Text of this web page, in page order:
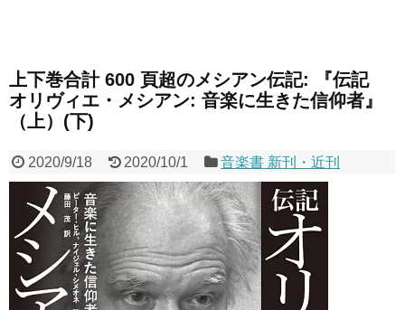
上下巻合計 600 頁超のメシアン伝記: 『伝記
オリヴィエ・メシアン: 音楽に生きた信仰者』
（上）(下)
2020/9/18 2020/10/1 音楽書 新刊・近刊